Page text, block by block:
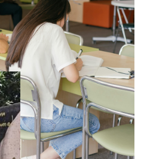
de l’enseignement
l’amplification d’un système
au superfétatoire, voire à…